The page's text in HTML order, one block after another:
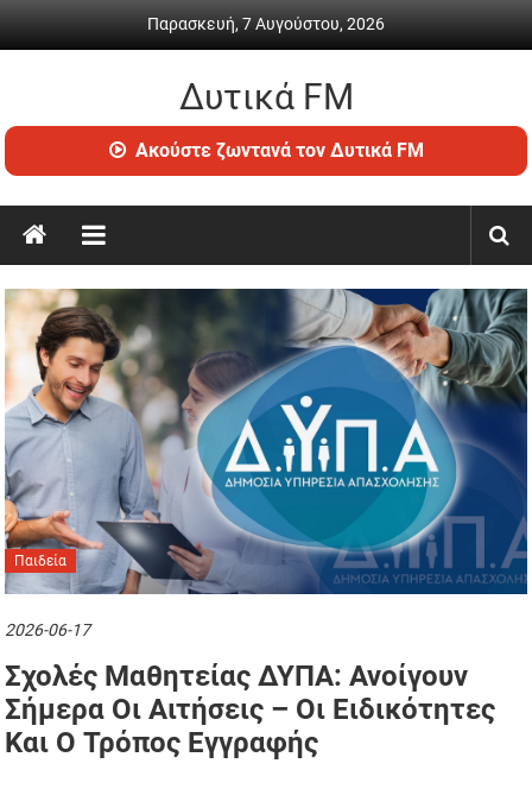
Παρασκευή, 7 Αυγούστου, 2026
Δυτικά FM
Ραδιόφωνο
•
ενημέρωση
Ακούστε ζωντανά τον Δυτικά FM
Παιδεία
2026-06-17
Σχολές Μαθητείας ΔΥΠΑ: Ανοίγουν
Σήμερα Οι Αιτήσεις – Οι Ειδικότητες
Και Ο Τρόπος Εγγραφής